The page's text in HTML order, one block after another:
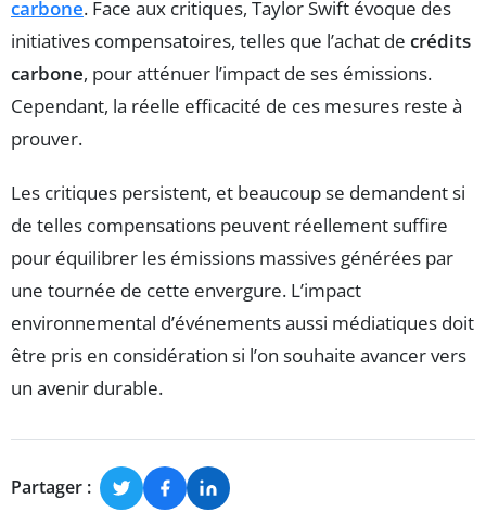
carbone. Face aux critiques, Taylor Swift évoque des
initiatives compensatoires, telles que l’achat de crédits
carbone, pour atténuer l’impact de ses émissions.
Cependant, la réelle efficacité de ces mesures reste à
prouver.
Les critiques persistent, et beaucoup se demandent si
de telles compensations peuvent réellement suffire
pour équilibrer les émissions massives générées par
une tournée de cette envergure. L’impact
environnemental d’événements aussi médiatiques doit
être pris en considération si l’on souhaite avancer vers
un avenir durable.
Partager :